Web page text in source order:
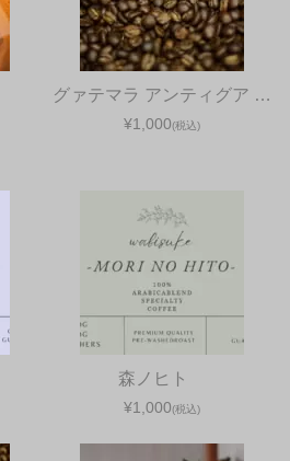
グァテマラ アンティグア …
¥1,000(税込)
森ノヒト
¥1,000(税込)